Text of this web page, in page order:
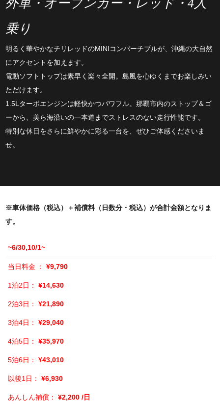
外車・オープンカー・レッド・4人
乗り
明るく華やかなチリレッドのMINIコンバーチブルが、沖縄の大自然
にアクセントを加えます。
電動ソフトトップは素早く楽々全開。島風を心ゆくまでお楽しみい
ただけます。
1.5Lターボエンジンは軽快かつパワフル。那覇市内のストップ＆ゴ
ーから、美ら海沿いの一本道までストレスのない走行性能です。
特別な休日をさらに鮮やかに彩る一台を、ぜひご体感くださいま
せ。
※車体価格（税込）＋補償料（日数分・税込）が合計金額となりま
す。
~6/30,10/1~
¥9,790
¥14,630
¥21,890
¥29,040
¥35,970
¥43,010
¥6,930
¥2,200 /日